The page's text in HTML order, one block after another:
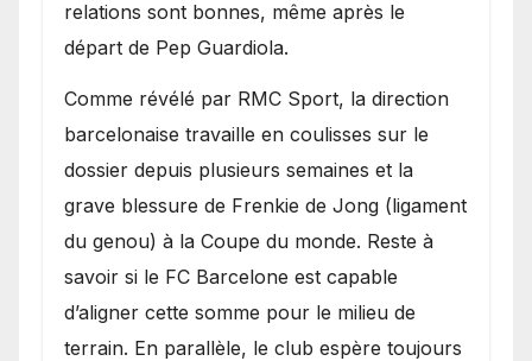
relations sont bonnes, même après le
départ de Pep Guardiola.
​Comme révélé par RMC Sport, la direction
barcelonaise travaille en coulisses sur le
dossier depuis plusieurs semaines et la
grave blessure de Frenkie de Jong (ligament
du genou) à la Coupe du monde. Reste à
savoir si le FC Barcelone est capable
d’aligner cette somme pour le milieu de
terrain. En parallèle, le club espère toujours